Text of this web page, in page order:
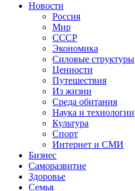
Новости
Россия
Мир
СССР
Экономика
Силовые структуры
Ценности
Путешествия
Из жизни
Среда обитания
Наука и технологии
Культура
Спорт
Интернет и СМИ
Бизнес
Саморазвитие
Здоровье
Семья